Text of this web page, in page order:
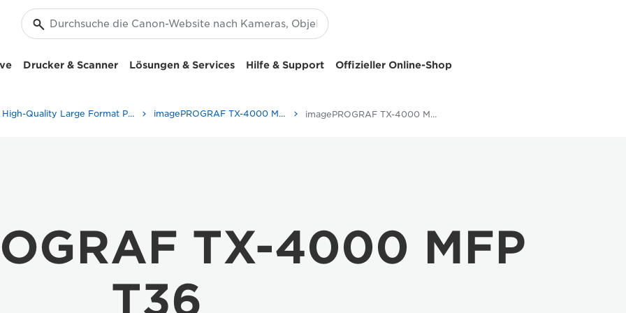
Drucker & Scanner Lösungen & Services Hilfe & Support Offizieller Online-Shop
High-Quality Large Format Printers for CAD/GIS and Stunning Graphics imagePROGRAF TX-4000 MFP T36: Geschwindigkeit und Effizienz im Druck imagePROGRAF TX-4000 MFP T36
TX-4000 MFP
T36